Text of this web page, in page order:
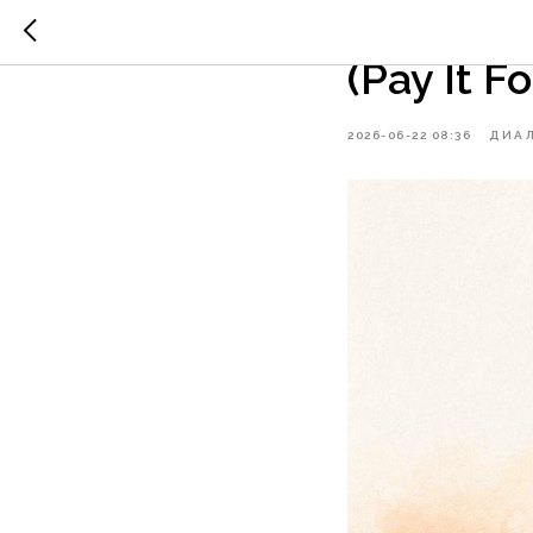
(Pay It
2026-06-22 08:36